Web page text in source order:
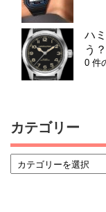
ハ
う？
0 件
カテゴリー